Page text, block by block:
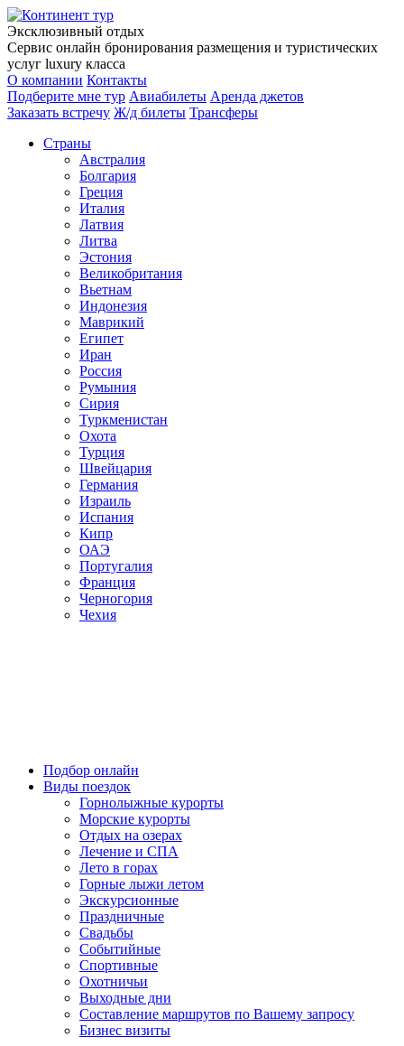
Эксклюзивный отдых
Сервис онлайн бронирования размещения и туристических
услуг luxury класса
О компании Контакты
Подберите мне тур Авиабилеты Аренда джетов
Заказать встречу Ж/д билеты Трансферы
Страны
Австралия
Болгария
Греция
Италия
Латвия
Литва
Эстония
Великобритания
Вьетнам
Индонезия
Маврикий
Египет
Иран
Россия
Румыния
Сирия
Туркменистан
Охота
Турция
Швейцария
Германия
Израиль
Испания
Кипр
ОАЭ
Португалия
Франция
Черногория
Чехия
Подбор онлайн
Виды поездок
Горнолыжные курорты
Морские курорты
Отдых на озерах
Лечение и СПА
Лето в горах
Горные лыжи летом
Экскурсионные
Праздничные
Свадьбы
Событийные
Спортивные
Охотничьи
Выходные дни
Составление маршрутов по Вашему запросу
Бизнес визиты